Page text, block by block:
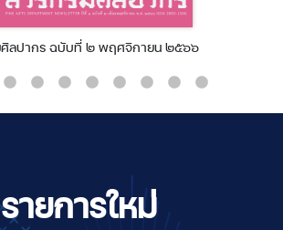
ศิลปากร ฉบับที่ ๒ พฤศจิกายน ๒๕๖๖
รายการใหม่